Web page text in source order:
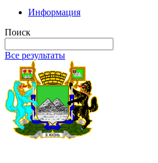
Информация
Поиск
Все результаты